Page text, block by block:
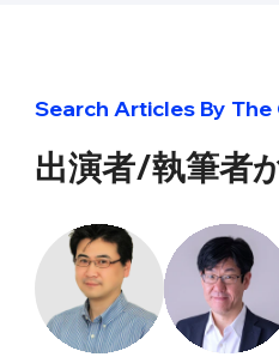
Search Articles By The
出演者/執筆者